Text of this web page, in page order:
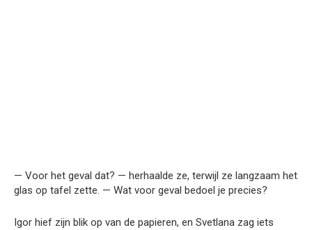
— Voor het geval dat? — herhaalde ze, terwijl ze langzaam het
glas op tafel zette. — Wat voor geval bedoel je precies?
Igor hief zijn blik op van de papieren, en Svetlana zag iets